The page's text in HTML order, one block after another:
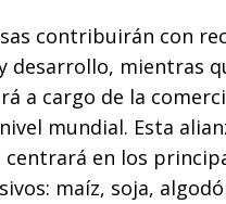
contribuirán con
desarrollo, mientras
a cargo de la
mundial. Esta
centrará en los
maíz, soja,